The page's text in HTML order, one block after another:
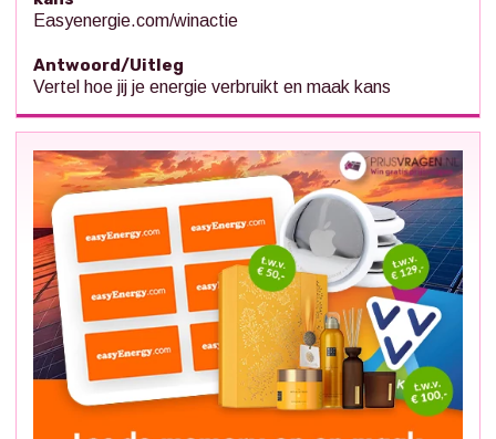
Easyenergie.com/winactie
Antwoord/Uitleg
Vertel hoe jij je energie verbruikt en maak kans